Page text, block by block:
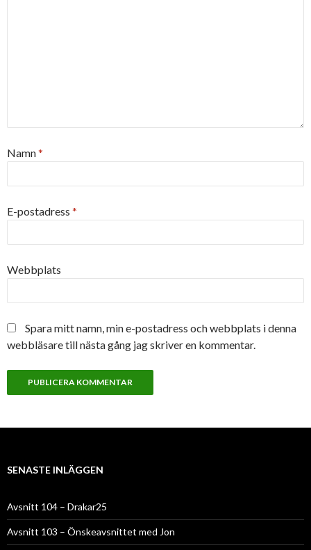
Namn*
E-postadress *
Webbplats
Spara mitt namn, min e-postadress och webbplats i denna
webbläsare till nästa gång jag skriver en kommentar.
SENASTE INLÄGGEN
Avsnitt 104 – Drakar25
Avsnitt 103 – Önskeavsnittet med Jon